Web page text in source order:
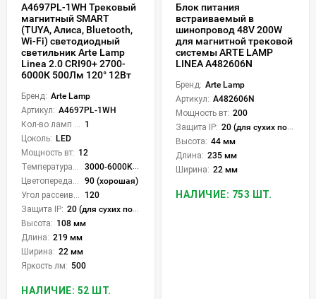
A4697PL-1WH Трековый
магнитный SMART
(TUYA, Алиса, Bluetooth,
Wi-Fi) светодиодный
светильник Arte Lamp
Linea 2.0 CRI90+ 2700-
6000К 500Лм 120° 12Вт
Бренд: Arte Lamp
Артикул: A4697PL-1WH
1
Цоколь: LED
Мощность вт: 12
3000-6000K (плавная рег.)
90 (хорошая)
120
Защита IP: 20 (для сухих пом.)
Высота: 108 мм
Длина: 219 мм
Ширина: 22 мм
Яркость лм: 500
НАЛИЧИЕ: 52 ШТ.
Блок питания
встраиваемый в
шинопровод 48V 200W
для магнитной трековой
системы ARTE LAMP
LINEA A482606N
Бренд: Arte Lamp
Артикул: A482606N
Мощность вт: 200
Защита IP: 20 (для сухих пом.)
Высота: 44 мм
Длина: 235 мм
Ширина: 22 мм
НАЛИЧИЕ: 753 ШТ.